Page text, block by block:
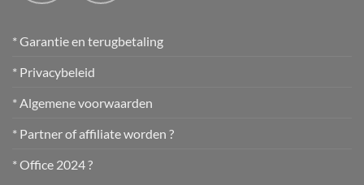
* Garantie en terugbetaling
* Privacybeleid
* Algemene voorwaarden
* Partner of affiliate worden ?
* Office 2024 ?